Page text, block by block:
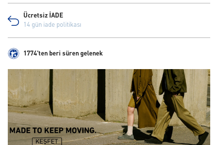
Ücretsiz İADE
14 gün iade politikası
1774'ten beri süren gelenek